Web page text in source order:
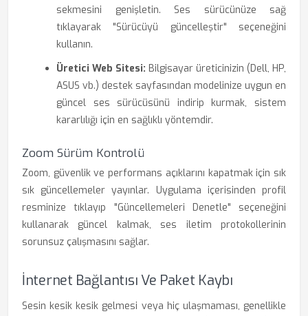
sekmesini genişletin. Ses sürücünüze sağ
tıklayarak "Sürücüyü güncelleştir" seçeneğini
kullanın.
Üretici Web Sitesi: Bilgisayar üreticinizin (Dell, HP,
ASUS vb.) destek sayfasından modelinize uygun en
güncel ses sürücüsünü indirip kurmak, sistem
kararlılığı için en sağlıklı yöntemdir.
Zoom Sürüm Kontrolü
Zoom, güvenlik ve performans açıklarını kapatmak için sık
sık güncellemeler yayınlar. Uygulama içerisinden profil
resminize tıklayıp "Güncellemeleri Denetle" seçeneğini
kullanarak güncel kalmak, ses iletim protokollerinin
sorunsuz çalışmasını sağlar.
İnternet Bağlantısı Ve Paket Kaybı
Sesin kesik kesik gelmesi veya hiç ulaşmaması, genellikle